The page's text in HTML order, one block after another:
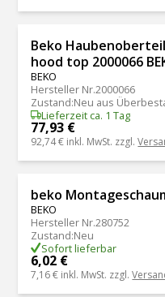
Beko Haubenoberteil
hood top 2000066
BEKO
Hersteller Nr.2000066
Zustand:Neu aus
Lieferzeit ca. 1 Tag
77,93 €
92,74 € inkl. MwSt. zzgl.
beko
BEKO
Hersteller Nr.280752
Zustand:Neu
Sofort lieferbar
6,02 €
7,16 € inkl. MwSt. zzgl.